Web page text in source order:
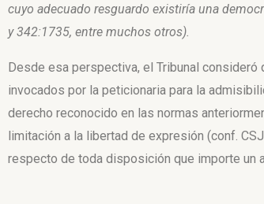
cuyo adecuado resguardo existiría una
y 342:1735, entre muchos otros).
Desde esa perspectiva, el Tribunal
invocados por la peticionaria para la
derecho reconocido en las normas
limitación a la libertad de expresión (conf.
respecto de toda disposición que importe un